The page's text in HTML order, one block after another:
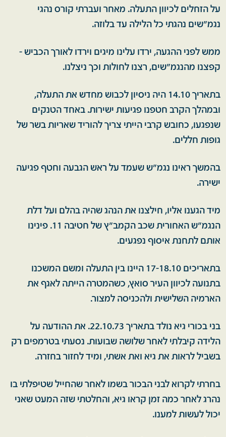
על הזחלים לכיוון התעלה. מאחר ועברתי קורס נהגי
נגמ"שים נהגתי כל הלילה עד בלוזה.
ממש לפני ההגעה, ירדו עלינו מיגים וירדו לאורך הכביש -
קפצנו מהנגמ"שים, רצנו לחולות וכך ניצלנו.
בתאריך 14.10 היה ניסיון לכבוש מחדש את התעלה,
ובמהלך הקרב חטפנו פגיעות ישירות. באחד הטנקים
שנפגעו, כחובש קרבי הייתי צריך להוריד שאריות בשר של
גופות חללים.
בהמשך ראינו נגמ"ש שעמד על ראש הגבעה וחטף פגיעה
ישירה.
מיד הגענו אליו, חילצנו את הנהג שהיה בהלם ועל דלת
הנגמ"ש האחורית שכב הקמב"ץ של חטיבה 11. פינינו
אותם לתחנת איסוף נפגעים.
בתאריכים 17-18.10 היינו בין התעלה ומשם המשכנו
בתנועה לכיוון העיר סואץ, כשהמטרה הייתה לאגף את
הארמיה השלישית ולהכניסה למצור.
בני בכורי גיא נולד בתאריך 22.10.73. את ההודעה על
הלידה קיבלתי לאחר שלושה שבועות. נסעתי בטרמפים רק
בשביל לראות את גיא ואת אשתי, ומיד לחזור בחזרה.
בחרתי לקרוא לבני הבכור בשמו לאחר שהחייל שטיפלתי בו
נהרג לאחר כמה זמן קראו גיא, והחלטתי שזה המעט שאני
יכול לעשות למענו.